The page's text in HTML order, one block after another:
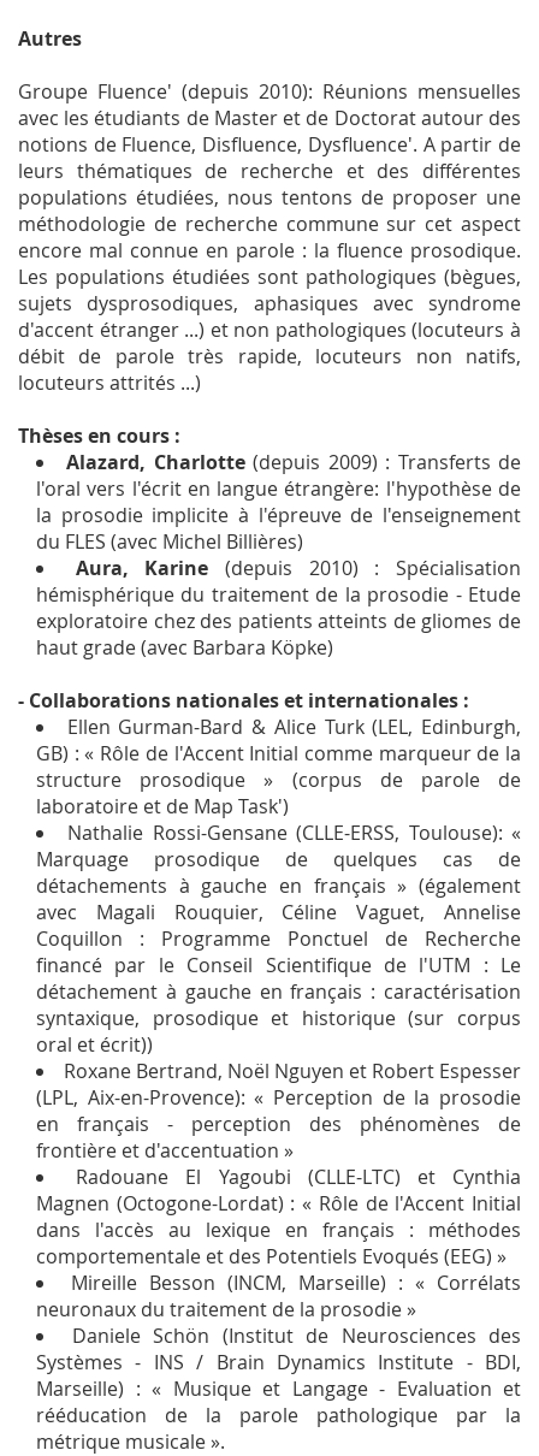
Autres
Groupe Fluence' (depuis 2010): Réunions mensuelles
avec les étudiants de Master et de Doctorat autour des
notions de Fluence, Disfluence, Dysfluence'. A partir de
leurs thématiques de recherche et des différentes
populations étudiées, nous tentons de proposer une
méthodologie de recherche commune sur cet aspect
encore mal connue en parole : la fluence prosodique.
Les populations étudiées sont pathologiques (bègues,
sujets dysprosodiques, aphasiques avec syndrome
d'accent étranger ...) et non pathologiques (locuteurs à
débit de parole très rapide, locuteurs non natifs,
locuteurs attrités ...)
Thèses en cours :
Alazard, Charlotte(depuis 2009) : Transferts de
l'oral vers l'écrit en langue étrangère: l'hypothèse de
la prosodie implicite à l'épreuve de l'enseignement
du FLES (avec Michel Billières)
Aura, Karine (depuis 2010) : Spécialisation
hémisphérique du traitement de la prosodie - Etude
exploratoire chez des patients atteints de gliomes de
haut grade (avec Barbara Köpke)
- Collaborations nationales et internationales :
Ellen Gurman-Bard & Alice Turk (LEL, Edinburgh,
GB) : « Rôle de l'Accent Initial comme marqueur de la
structure prosodique » (corpus de parole de
laboratoire et de Map Task')
Nathalie Rossi-Gensane (CLLE-ERSS, Toulouse): «
Marquage prosodique de quelques cas de
détachements à gauche en français » (également
avec Magali Rouquier, Céline Vaguet, Annelise
Coquillon : Programme Ponctuel de Recherche
financé par le Conseil Scientifique de l'UTM : Le
détachement à gauche en français : caractérisation
syntaxique, prosodique et historique (sur corpus
oral et écrit))
Roxane Bertrand, Noël Nguyen et Robert Espesser
(LPL, Aix-en-Provence): « Perception de la prosodie
en français - perception des phénomènes de
frontière et d'accentuation »
Radouane El Yagoubi (CLLE-LTC) et Cynthia
Magnen (Octogone-Lordat) : « Rôle de l'Accent Initial
dans l'accès au lexique en français : méthodes
comportementale et des Potentiels Evoqués (EEG) »
Mireille Besson (INCM, Marseille) : « Corrélats
neuronaux du traitement de la prosodie »
Daniele Schön (Institut de Neurosciences des
Systèmes - INS / Brain Dynamics Institute - BDI,
Marseille) : « Musique et Langage - Evaluation et
rééducation de la parole pathologique par la
métrique musicale ».